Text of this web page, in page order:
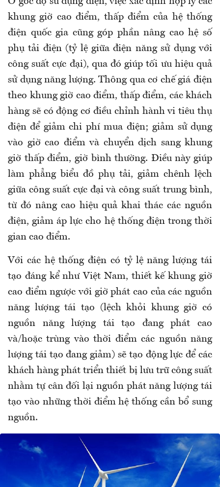
khung giờ cao điểm, thấp điểm của hệ thống
điện quốc gia cũng góp phần nâng cao hệ số
phụ tải điện (tỷ lệ giữa điện năng sử dụng với
công suất cực đại), qua đó giúp tối ưu hiệu quả
sử dụng năng lượng. Thông qua cơ chế giá điện
theo khung giờ cao điểm, thấp điểm, các khách
hàng sẽ có động cơ điều chỉnh hành vi tiêu thụ
điện để giảm chi phí mua điện; giảm sử dụng
vào giờ cao điểm và chuyển dịch sang khung
giờ thấp điểm, giờ bình thường. Điều này giúp
làm phẳng biểu đồ phụ tải, giảm chênh lệch
giữa công suất cực đại và công suất trung bình,
từ đó nâng cao hiệu quả khai thác các nguồn
điện, giảm áp lực cho hệ thống điện trong thời
gian cao điểm.
Với các hệ thống điện có tỷ lệ năng lượng tái
tạo đáng kể như Việt Nam, thiết kế khung giờ
cao điểm ngược với giờ phát cao của các nguồn
năng lượng tái tạo (lệch khỏi khung giờ có
nguồn năng lượng tái tạo đang phát cao
và/hoặc trùng vào thời điểm các nguồn năng
lượng tái tạo đang giảm) sẽ tạo động lực để các
khách hàng phát triển thiết bị lưu trữ công suất
nhằm tự cân đối lại nguồn phát năng lượng tái
tạo vào những thời điểm hệ thống cần bổ sung
nguồn.